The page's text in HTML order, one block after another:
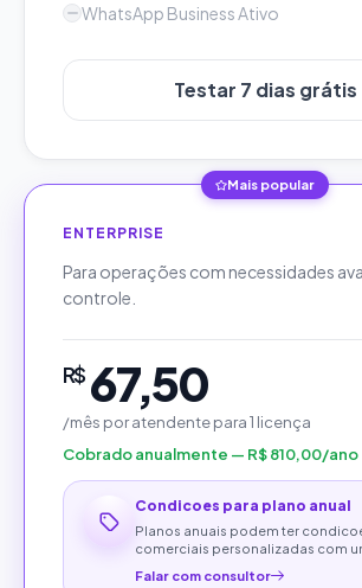
WhatsApp Business Ativo
Testar 7 dias grátis
Mais popular
ENTERPRISE
Para operações com necessidades
controle.
R$ 67,50
/mês por atendentepara1 licença
Cobrado anualmente — R$ 810,00/ano
Condicoes para plano anual
Planos anuais podem ter
comerciais personalizadas com
Falar com consultor